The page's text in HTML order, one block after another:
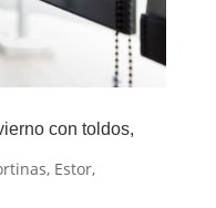
con toldos,
, Estor,